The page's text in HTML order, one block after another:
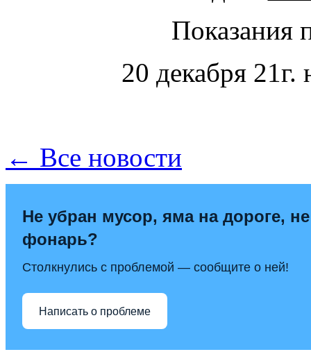
Показания
20 декабря 21г.
← Все новости
Не убран мусор, яма на дороге,
фонарь?
Столкнулись с проблемой — сообщите о ней!
Написать о проблеме